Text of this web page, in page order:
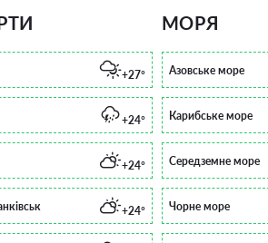
+27°
+24°
+24°
+24°
МОРЯ
Азовське море
Карибське море
Середземне море
Чорне море